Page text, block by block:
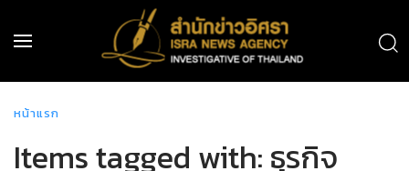
หน้าแรก
Items tagged with: ธุรกิจ